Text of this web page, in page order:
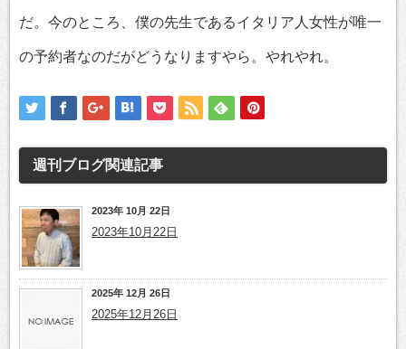
だ。今のところ、僕の先生であるイタリア人女性が唯一
の予約者なのだがどうなりますやら。やれやれ。
週刊ブログ関連記事
2023年 10月 22日
2023年10月22日
2025年 12月 26日
2025年12月26日